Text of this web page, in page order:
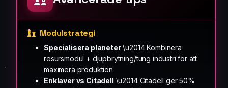
Modulstrategi
Specialisera planeter\u2014 Kombinera
resursmodul + djupbrytning/tung industri för att
maximera produktion
Enklaver vs Citadell \u2014 Citadell ger 50%